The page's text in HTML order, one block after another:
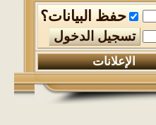
حفظ البيانات؟
الإعلانات